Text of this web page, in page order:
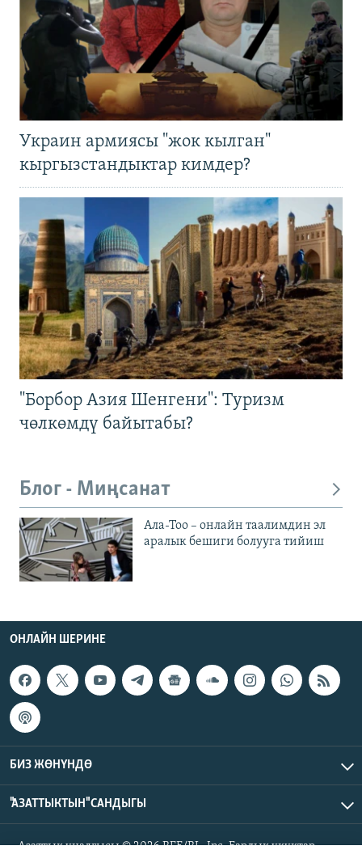
Украин армиясы "жок кылган"
кыргызстандыктар кимдер?
"Борбор Азия Шенгени": Туризм
чөлкөмдү байытабы?
Блог - Миңсанат
Ала-Тоо – онлайн таалимдин эл
аралык бешиги болууга тийиш
ОНЛАЙН ШЕРИНЕ
БИЗ ЖӨНҮНДӨ
"АЗАТТЫКТЫН" САНДЫГЫ
Азаттык үналгысы © 2026 RFE/RL, Inc. Бардык укуктар